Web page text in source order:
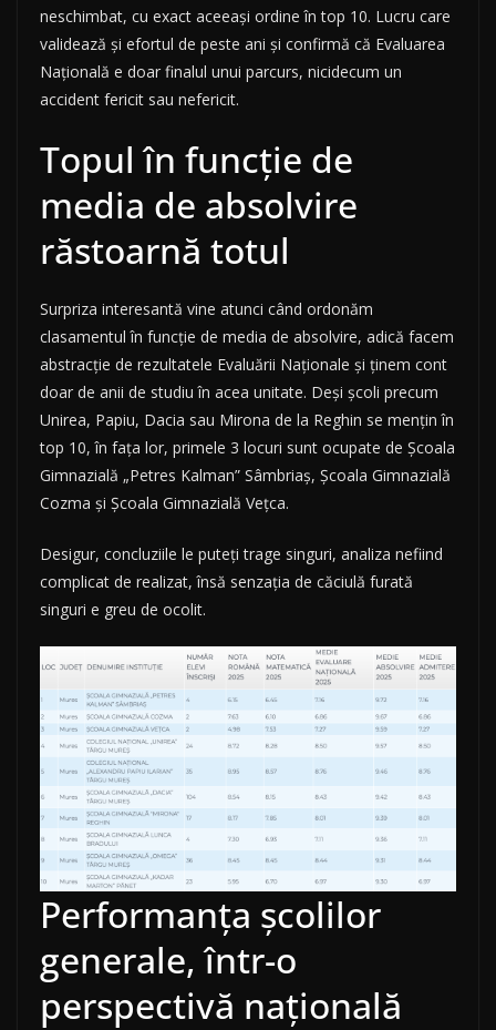
neschimbat, cu exact aceeași ordine în top 10. Lucru care
validează și efortul de peste ani și confirmă că Evaluarea
Națională e doar finalul unui parcurs, nicidecum un
accident fericit sau nefericit.
Topul în funcție de
media de absolvire
răstoarnă totul
Surpriza interesantă vine atunci când ordonăm
clasamentul în funcție de media de absolvire, adică facem
abstracție de rezultatele Evaluării Naționale și ținem cont
doar de anii de studiu în acea unitate. Deși școli precum
Unirea, Papiu, Dacia sau Mirona de la Reghin se mențin în
top 10, în fața lor, primele 3 locuri sunt ocupate de Școala
Gimnazială „Petres Kalman” Sâmbriaș, Școala Gimnazială
Cozma și Școala Gimnazială Vețca.
Desigur, concluziile le puteți trage singuri, analiza nefiind
complicat de realizat, însă senzația de căciulă furată
singuri e greu de ocolit.
Performanța școlilor
generale, într-o
perspectivă națională